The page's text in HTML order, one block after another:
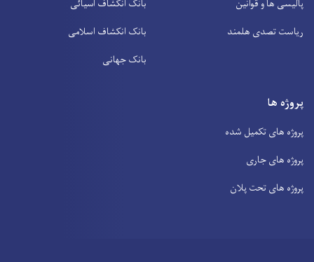
پالیسی ها و قوانین
ریاست تصدی هلمند
بانک انکشاف آسیائی
بانک انکشاف اسلامی
بانک جهانی
پروژه ها
پروژه های تکمیل شده
پروژه های جاری
پروژه های تحت پلان